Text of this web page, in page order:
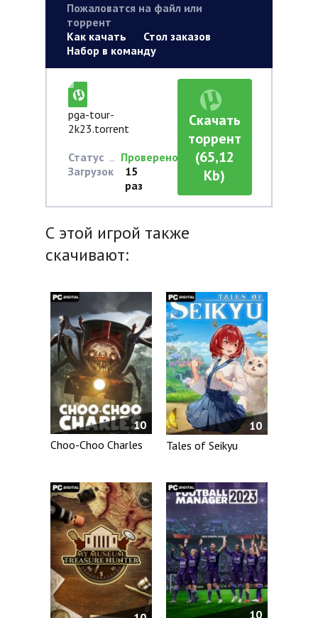
Пожаловатся на файл или
торрент
Как качать
Стол заказов
Набор в команду
pga-tour-
2k23.torrent
Статус
Проверено
Загрузок
15
раз
Скачать
торрент
(65,12
Kb)
С этой игрой также
скачивают:
10
Choo-Choo Charles
10
Tales of Seikyu
10